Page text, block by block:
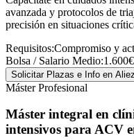
avanzada y protocolos de
precisión en situaciones
Requisitos:Compromiso y
Bolsa / Salario Medio:
Solicitar Plazas e Info en
Máster Profesional
Máster integral en
intensivos para ACV